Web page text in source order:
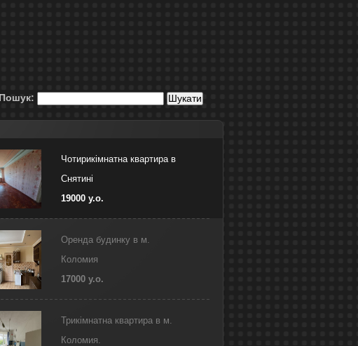
Пошук:
Чотирикімнатна квартира в
Снятині
19000 у.о.
Оренда будинку в м.
Коломия
17000 у.о.
Трикімнатна квартира в м.
Коломия.